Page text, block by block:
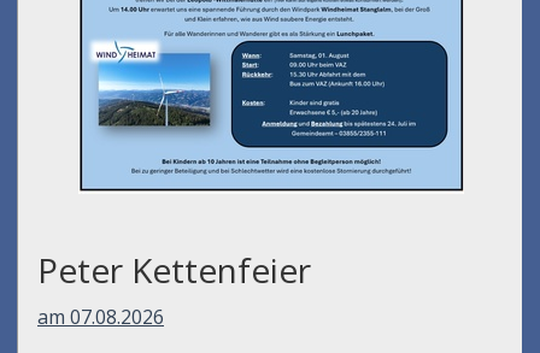
Peter Kettenfeier
am 07.08.2026